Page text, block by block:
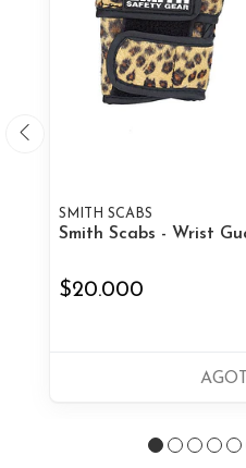
SMITH SCABS
Smith Scabs - Wrist
$20.000